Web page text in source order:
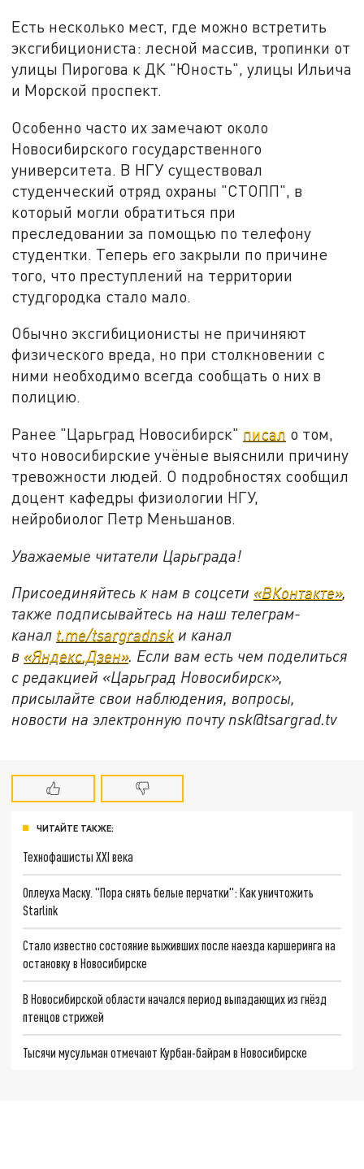
Есть несколько мест, где можно встретить
эксгибициониста: лесной массив, тропинки от
улицы Пирогова к ДК "Юность", улицы Ильича
и Морской проспект.
Особенно часто их замечают около
Новосибирского государственного
университета. В НГУ существовал
студенческий отряд охраны "СТОПП", в
который могли обратиться при
преследовании за помощью по телефону
студентки. Теперь его закрыли по причине
того, что преступлений на территории
студгородка стало мало.
Обычно эксгибиционисты не причиняют
физического вреда, но при столкновении с
ними необходимо всегда сообщать о них в
полицию.
Ранее "Царьград Новосибирск" писал о том,
что новосибирские учёные выяснили причину
тревожности людей. О подробностях сообщил
доцент кафедры физиологии НГУ,
нейробиолог Петр Меньшанов.
Уважаемые читатели Царьграда!
Присоединяйтесь к нам в соцсети «ВКонтакте»,
также подписывайтесь на наш телеграм-
канал t.me/tsargradnsk и канал
в «Яндекс.Дзен». Если вам есть чем поделиться
с редакцией «Царьград Новосибирск»,
присылайте свои наблюдения, вопросы,
новости на электронную почту nsk@tsargrad.tv
ЧИТАЙТЕ ТАКЖЕ:
Технофашисты XXI века
Оплеуха Маску. "Пора снять белые перчатки": Как уничтожить
Starlink
Стало известно состояние выживших после наезда каршеринга на
остановку в Новосибирске
В Новосибирской области начался период выпадающих из гнёзд
птенцов стрижей
Тысячи мусульман отмечают Курбан-байрам в Новосибирске